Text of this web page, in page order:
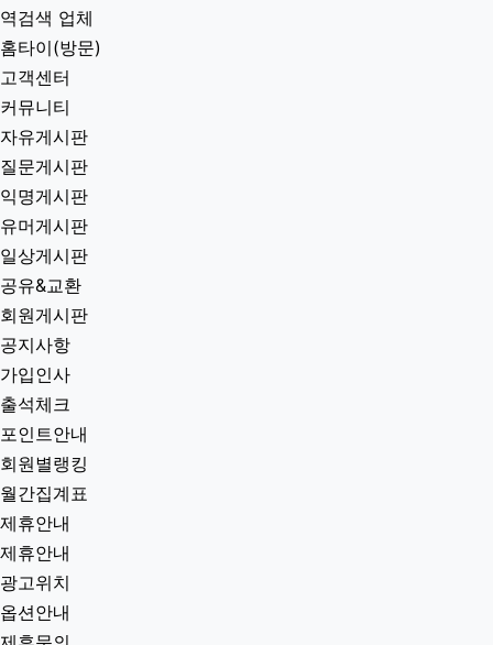
역검색 업체
홈타이(방문)
고객센터
커뮤니티
자유게시판
질문게시판
익명게시판
유머게시판
일상게시판
공유&교환
회원게시판
공지사항
가입인사
출석체크
포인트안내
회원별랭킹
월간집계표
제휴안내
제휴안내
광고위치
옵션안내